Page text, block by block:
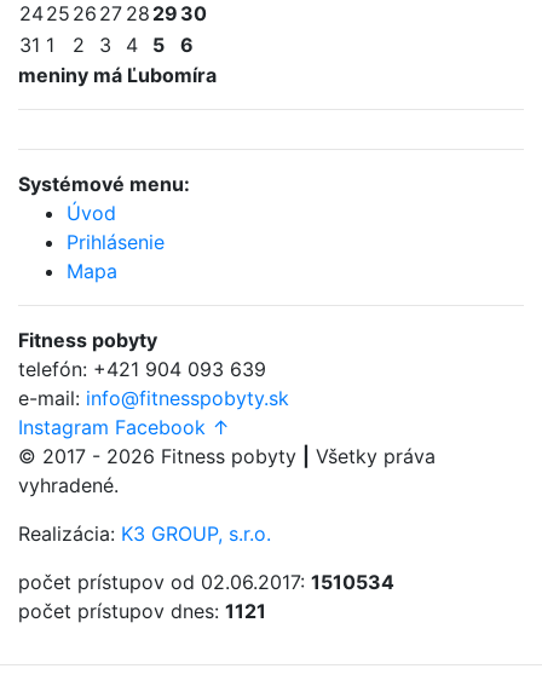
2425 26 27 28 29 30
31 1 2 3 4 5
6
meniny má Ľubomíra
Systémové menu:
Úvod
Prihlásenie
Mapa
Fitness pobyty
telefón: +421 904 093 639
e-mail: info@fitnesspobyty.sk
Instagram Facebook ↑
© 2017 - 2026 Fitness pobyty
Všetky práva
vyhradené.
Realizácia: K3 GROUP, s.r.o.
počet prístupov od 02.06.2017: 1510534
počet prístupov dnes: 1121